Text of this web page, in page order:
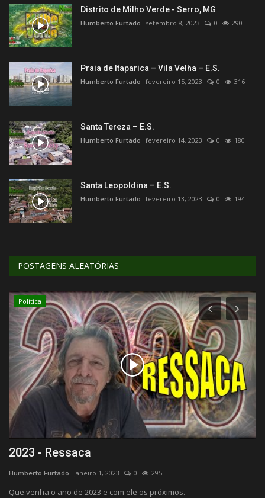
Distrito de Milho Verde - Serro, MG
Humberto Furtado setembro 8, 2023 0 290
Praia de Itaparica – Vila Velha – E.S.
Humberto Furtado fevereiro 15, 2023 0 316
Santa Tereza – E.S.
Humberto Furtado fevereiro 14, 2023 0 180
Santa Leopoldina – E.S.
Humberto Furtado fevereiro 13, 2023 0 194
POSTAGENS ALEATÓRIAS
Política
2023 - Ressaca
Humberto Furtado janeiro 1, 2023 0 295
Que venha o ano de 2023 e com ele os próximos.